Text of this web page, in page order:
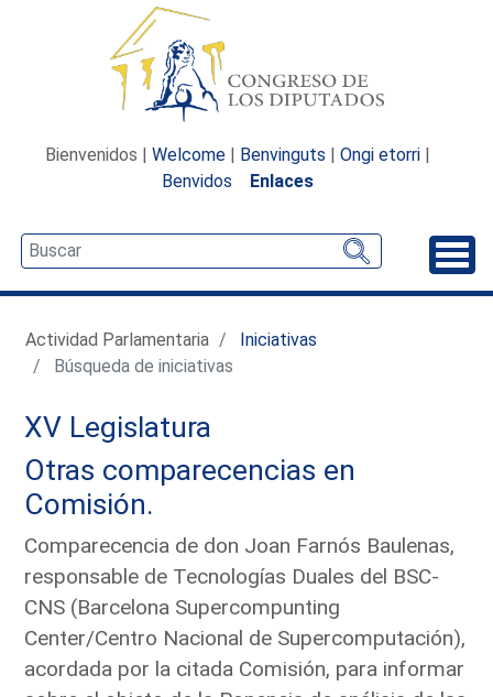
Bienvenidos | Welcome | Benvinguts | Ongi etorri |
Benvidos
Enlaces
Actividad Parlamentaria
Iniciativas
Búsqueda de iniciativas
XV Legislatura
Otras comparecencias en
Comisión.
Comparecencia de don Joan Farnós Baulenas,
responsable de Tecnologías Duales del BSC-
CNS (Barcelona Supercompunting
Center/Centro Nacional de Supercomputación),
acordada por la citada Comisión, para informar